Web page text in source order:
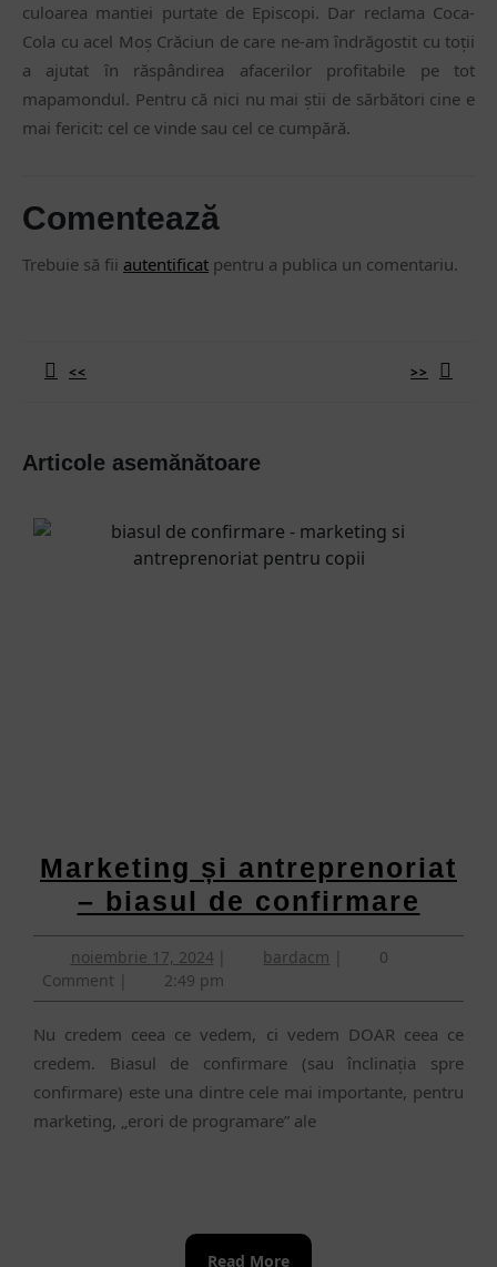
culoarea mantiei purtate de Episcopi. Dar reclama Coca-
Cola cu acel Moș Crăciun de care ne-am ȋndrăgostit cu toții
a ajutat ȋn răspândirea afacerilor profitabile pe tot
mapamondul. Pentru că nici nu mai știi de sărbători cine e
mai fericit: cel ce vinde sau cel ce cumpără.
Comentează
Trebuie să fii autentificat pentru a publica un comentariu.
articole
<< >>
Articole asemănătoare
Marketing și antreprenoriat
– biasul de confirmare
și
–
de
noiembrie 17, 2024noiembrie
17,
2024
bardacm bardacm
0
Comment
2:49 pm
Nu credem ceea ce vedem, ci vedem DOAR ceea ce
credem. Biasul de confirmare (sau înclinația spre
confirmare) este una dintre cele mai importante, pentru
marketing, „erori de programare” ale
Read MoreRead